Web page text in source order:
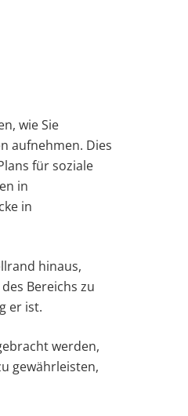
wie Sie
aufnehmen. Dies
für soziale
in
in
hinaus,
Bereichs zu
er ist.
werden,
gewährleisten,